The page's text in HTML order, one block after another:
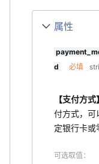
属性
d
必填
【支付方式】
付方式，可
定银行卡或
可选取值：